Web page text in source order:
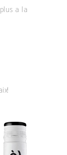
a la